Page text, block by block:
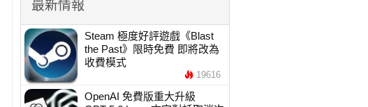
最新情報
Steam 極度好評遊戲《Blast
the Past》限時免費 即將改為
收費模式
19616
OpenAI 免費版重大升級